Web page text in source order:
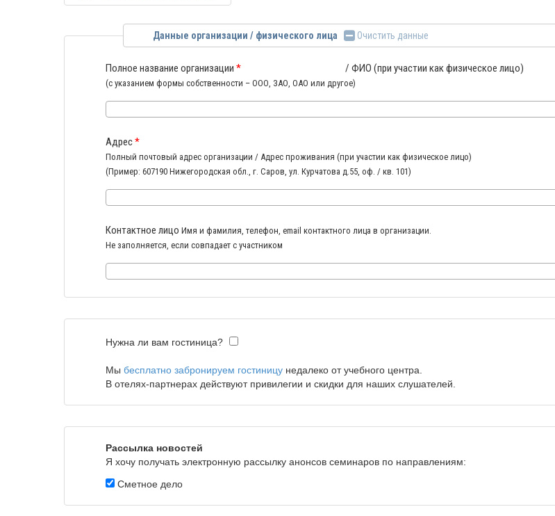
Данные организации / физического лица Очистить данные
Полное название организации * / ФИО (при участии как физическое лицо)
(с указанием формы собственности – ООО, ЗАО, ОАО или другое)
Адрес*
Полный почтовый адрес организации / Адрес проживания (при участии как физическое лицо)
(Пример: 607190 Нижегородская обл., г. Саров, ул. Курчатова д.55, оф. / кв. 101)
Контактное лицо Имя и фамилия, телефон, email контактного лица в организации.
Не заполняется, если совпадает с участником
Нужна ли вам гостиница?
Мы бесплатно забронируем гостиницу недалеко от учебного центра.
В отелях-партнерах действуют привилегии и скидки для наших слушателей.
Рассылка новостей
Я хочу получать электронную рассылку анонсов семинаров по направлениям:
Сметное дело